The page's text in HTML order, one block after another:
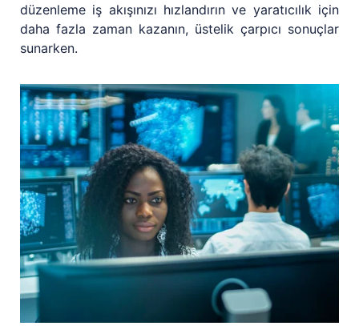
düzenleme iş akışınızı hızlandırın ve yaratıcılık için
daha fazla zaman kazanın, üstelik çarpıcı sonuçlar
sunarken.